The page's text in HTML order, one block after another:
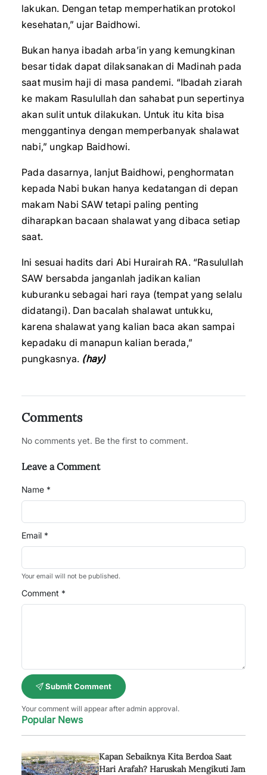
lakukan. Dengan tetap memperhatikan protokol
kesehatan,” ujar Baidhowi.
Bukan hanya ibadah arba’in yang kemungkinan
besar tidak dapat dilaksanakan di Madinah pada
saat musim haji di masa pandemi. “Ibadah ziarah
ke makam Rasulullah dan sahabat pun sepertinya
akan sulit untuk dilakukan. Untuk itu kita bisa
menggantinya dengan memperbanyak shalawat
nabi,” ungkap Baidhowi.
Pada dasarnya, lanjut Baidhowi, penghormatan
kepada Nabi bukan hanya kedatangan di depan
makam Nabi SAW tetapi paling penting
diharapkan bacaan shalawat yang dibaca setiap
saat.
Ini sesuai hadits dari Abi Hurairah RA. “Rasulullah
SAW bersabda janganlah jadikan kalian
kuburanku sebagai hari raya (tempat yang selalu
didatangi). Dan bacalah shalawat untukku,
karena shalawat yang kalian baca akan sampai
kepadaku di manapun kalian berada,”
pungkasnya. (hay)
Comments
No comments yet. Be the first to comment.
Leave a Comment
Name *
Email *
Your email will not be published.
Comment *
Submit Comment
Your comment will appear after admin approval.
Popular News
Kapan Sebaiknya Kita Berdoa Saat
Hari Arafah? Haruskah Mengikuti Jam